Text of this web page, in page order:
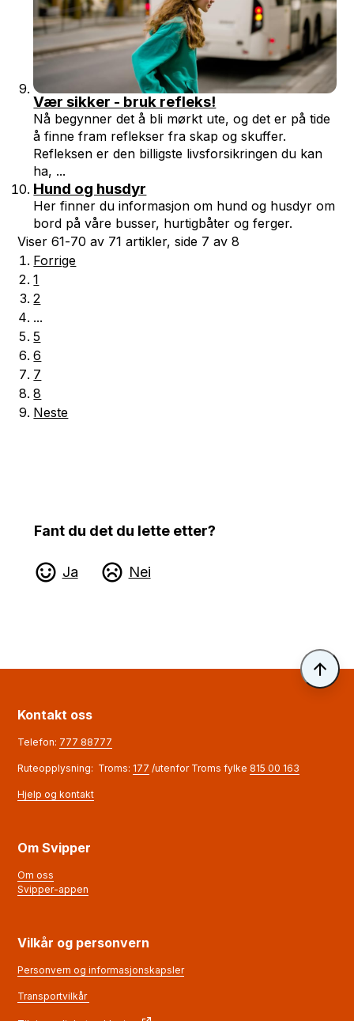
Vær sikker - bruk refleks!
Nå begynner det å bli mørkt ute, og det er på tide
å finne fram reflekser fra skap og skuffer.
Refleksen er den billigste livsforsikringen du kan
ha, ...
Hund og husdyr
Her finner du informasjon om hund og husdyr om
bord på våre busser, hurtigbåter og ferger.
Viser61-70 av 71 artikler,side 7 av8
Forrige
1
2
...
5
6
7
8
Neste
Fant du det du lette etter?
Ja Nei
Til
Kontakt oss
Telefon: 777 88777
Ruteopplysning: Troms: 177 /utenfor Troms fylke 815 00 163
Hjelp og kontakt
Om Svipper
Om oss
Svipper-appen
Vilkår og personvern
Personvern og informasjonskapsler
Transportvilkår